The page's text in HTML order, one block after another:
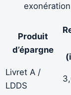
Produit
d’épargne
Livret A /
LDDS